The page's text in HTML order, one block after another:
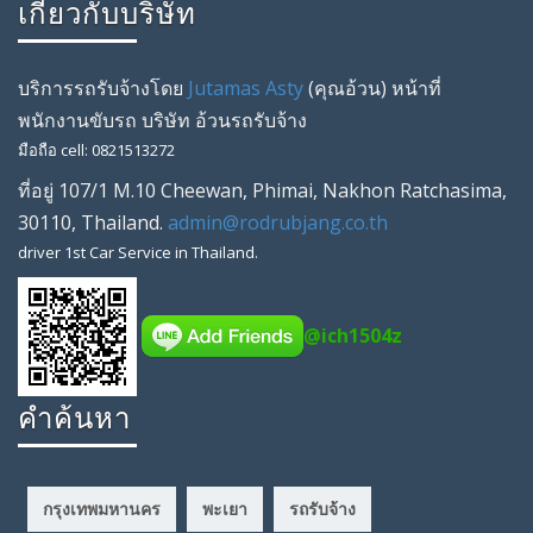
เกี่ยวกับบริษัท
บริการรถรับจ้างโดย Jutamas Asty(คุณอ้วน) หน้าที่
พนักงานขับรถ บริษัท อ้วนรถรับจ้าง
มือถือ cell: 0821513272
ที่อยู่ 107/1 M.10 Cheewan, Phimai, Nakhon Ratchasima,
30110, Thailand. admin@rodrubjang.co.th
driver 1st Car Service in Thailand.
@ich1504z
คำค้นหา
กรุงเทพมหานคร พะเยา รถรับจ้าง